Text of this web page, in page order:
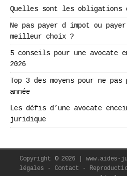
Quelles sont les obligations
Ne pas payer d impot ou
meilleur choix ?
5 conseils pour une avocate
2026
Top 3 des moyens pour ne
année
Les défis d’une avocate
juridique
Copyright © 2026 |
légales - Contact -